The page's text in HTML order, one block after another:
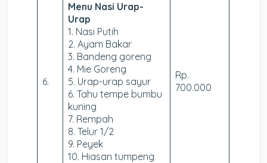
6.
Menu Nasi Urap-
Urap
1. Nasi Putih
2. Ayam Bakar
3. Bandeng goreng
4. Mie Goreng
5. Urap-urap sayur
6. Tahu tempe bumbu
kuning
7. Rempah
8. Telur 1/2
9. Peyek
10. Hiasan tumpeng
Rp.
700.000